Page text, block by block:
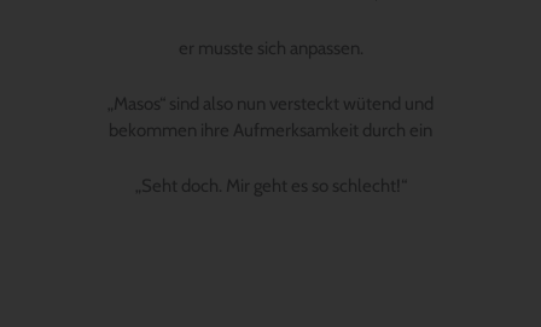
er musste sich anpassen.
„Masos“ sind also nun versteckt wütend und
bekommen ihre Aufmerksamkeit durch ein
„Seht doch. Mir geht es so schlecht!“